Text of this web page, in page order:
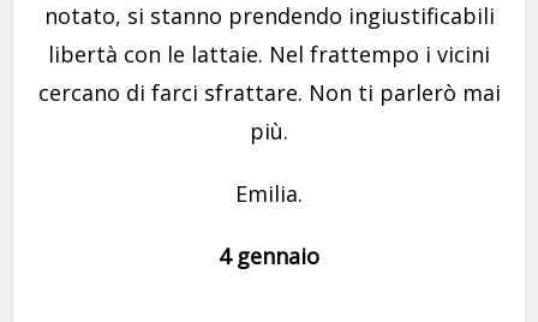
notato, si stanno prendendo ingiustificabili
libertà con le lattaie. Nel frattempo i vicini
cercano di farci sfrattare. Non ti parlerò mai
più.
Emilia.
4 gennaio